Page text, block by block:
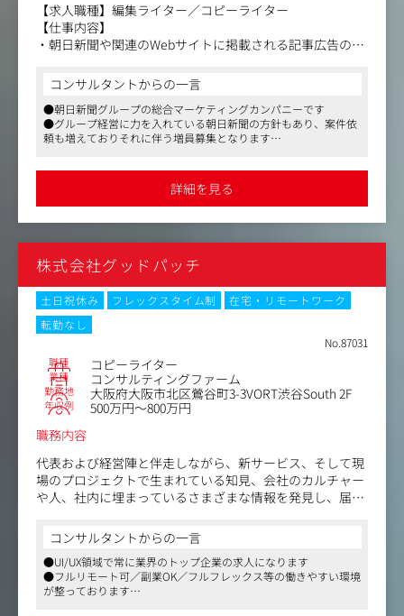
【求人職種】編集ライター／コピーライター
【仕事内容】
・朝日新聞や関連のWebサイトに掲載される記事広告の
ティング施策におけるコピーライティング全般を担当して
いただきます。
・著名人や有識者への取材も多いため、「高いコミュニケ
ーション力」と「正確な学習能力・理解力」が求められる
・出版、医療・薬品、化粧品・ファッション、流通、食
■同ポジションのユニーク■
・「クリエイティブ×イベントの両利き」の制作体制
・朝日新聞の知名度と信用を背景とした幅広い仕事、大型
の案件に携わることでスキルと経験値が大きく向上しま
・社内のイベントチームやグラフィックデザイナー、ウェ
ブデザイナー等との協業で、チームとして１つのものを作
る充実感を得られます。
トとの直接取引／大手広告代理店との取引まで、多様なク
ライアントの案件があります。
・長文の取材記事からシンプルで力強いキャッチコピー、
動画や漫画のシナリオまで、「文字／言葉」を使った様々
なアウトプットに関わる仕事です。案件によって求められ
コンサルタントからの一言
●朝日新聞グループの総合マーケティングカンパニーです
●グループ経営に力を入れている朝日新聞の方針もあり、案件依
頼も増えておりそれに伴う増員募集となります
詳細を見る
株式会社グッドパッチ
土日祝休み フレックスタイム制
在宅・リモートワーク
転勤なし
No.87031
職種 コピーライター
業種 コンサルティングファーム
勤務地 大阪府大阪市北区鶯谷町3-3VORT渋谷South 2F
年収例
500万円～800万円
職務内容
代表および経営陣と伴走しながら、新サービス、そして現
場のプロジェクトで生まれている知見、会社のカルチャー
や人、社内に埋まっているさまざまな情報を発見し、届け
このポジションに期待するのは、グッドパッチのビジョン
を踏まえて活動の中から、これは面白いを自分で見つけ
て、自分で形にできる人です。
コンサルタントからの一言
●UI/UX領域で常に業界のトップ企業の求人になります
●フルリモート可／副業OK／フルフレックス等の働きやすい環境
が整っております